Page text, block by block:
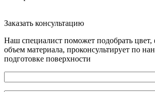
Заказать консультацию
Наш специалист поможет подобрать
объем материала, проконсультирует по
подготовке поверхности